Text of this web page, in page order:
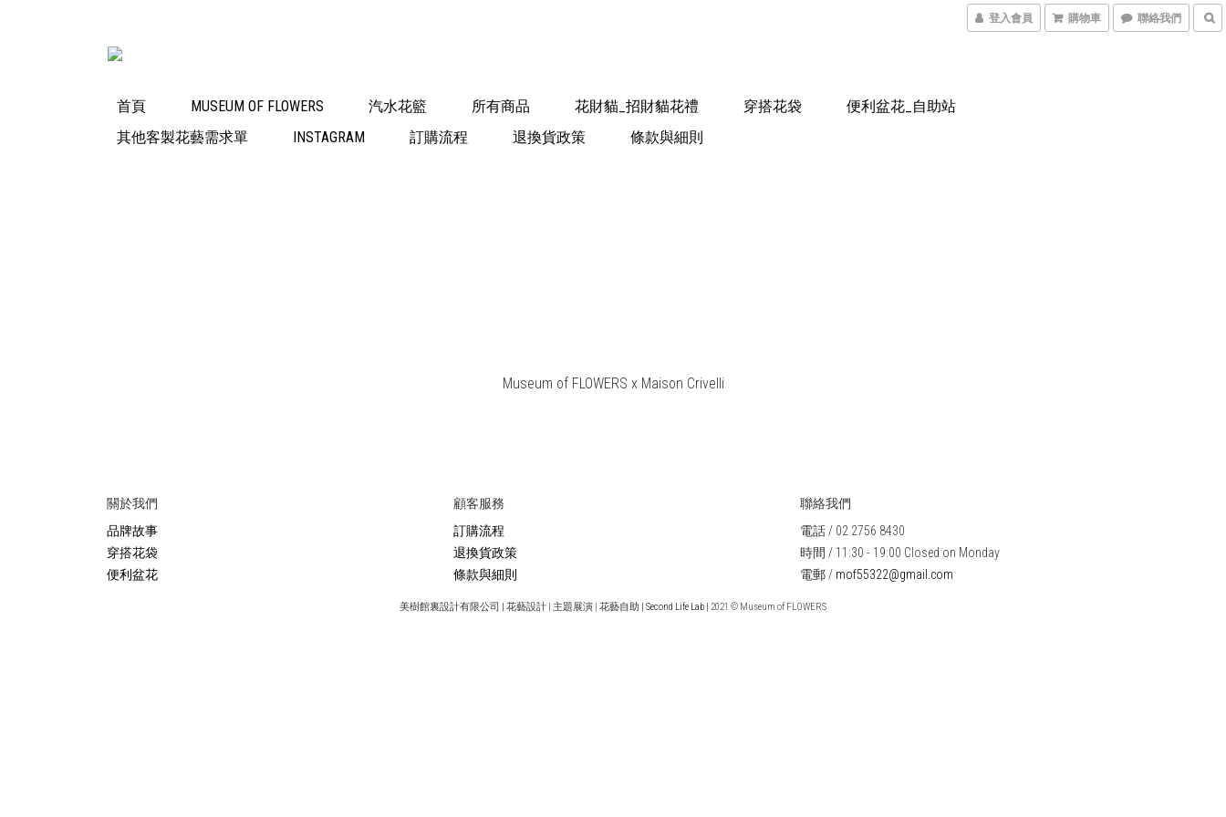
登入會員 購物車 聯絡我們
首頁 MUSEUM OF FLOWERS 汽水花籃 所有商品 花財貓_招財貓花禮 穿搭花袋
便利盆花_自助站
其他客製花藝需求單
INSTAGRAM 訂購流程 退換貨政策 條款與細則
Museum of FLOWERS x Maison Crivelli
關於我們
品牌故事
穿搭花袋
便利盆花
顧客服務
訂購流程
退換貨政策
條款與細則
聯絡我們
電話 / 02 2756 8430
時間 / 11:30 - 19:00 Closed on Monday
電郵 / mof55322@gmail.com
美樹館裏設計有限公司 | 花藝設計 | 主題展演 | 花藝自助 | Second Life Lab | 2021 © Museum of FLOWERS